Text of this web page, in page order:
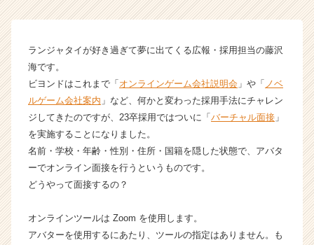
ム
イ
|
ベ
ン
チ
ャ
ー・
成
長
か
ら
ランジャタイが好き過ぎて夢に出てくる広報・採用担当の藤沢
海です。
ビヨンドはこれまで「オンラインゲーム会社説明会 」や「 ノベ
ルゲーム会社案内 」など、何かと変わった採用手法にチャレン
ジしてきたのですが、23卒採用ではついに「バーチャル面接 」
を実施することになりました。
名前・学校・年齢・性別・住所・国籍を隠した状態で、アバタ
ーでオンライン面接を行うというものです。
どうやって面接するの？
オンラインツールは Zoom を使用します。
アバターを使用するにあたり、ツールの指定はありません。も